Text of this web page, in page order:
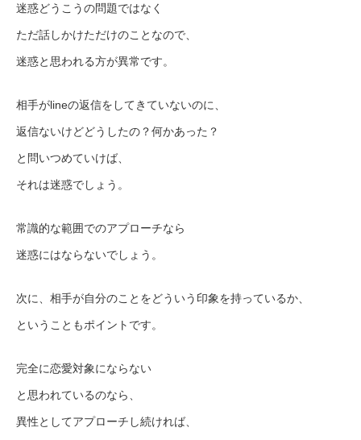
迷惑どうこうの問題ではなく
ただ話しかけただけのことなので、
迷惑と思われる方が異常です。
相手がlineの返信をしてきていないのに、
返信ないけどどうしたの？何かあった？
と問いつめていけば、
それは迷惑でしょう。
常識的な範囲でのアプローチなら
迷惑にはならないでしょう。
次に、相手が自分のことをどういう印象を持っているか、
ということもポイントです。
完全に恋愛対象にならない
と思われているのなら、
異性としてアプローチし続ければ、